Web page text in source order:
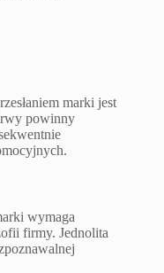
marki jest
powinny
wymaga
firmy. Jednolita